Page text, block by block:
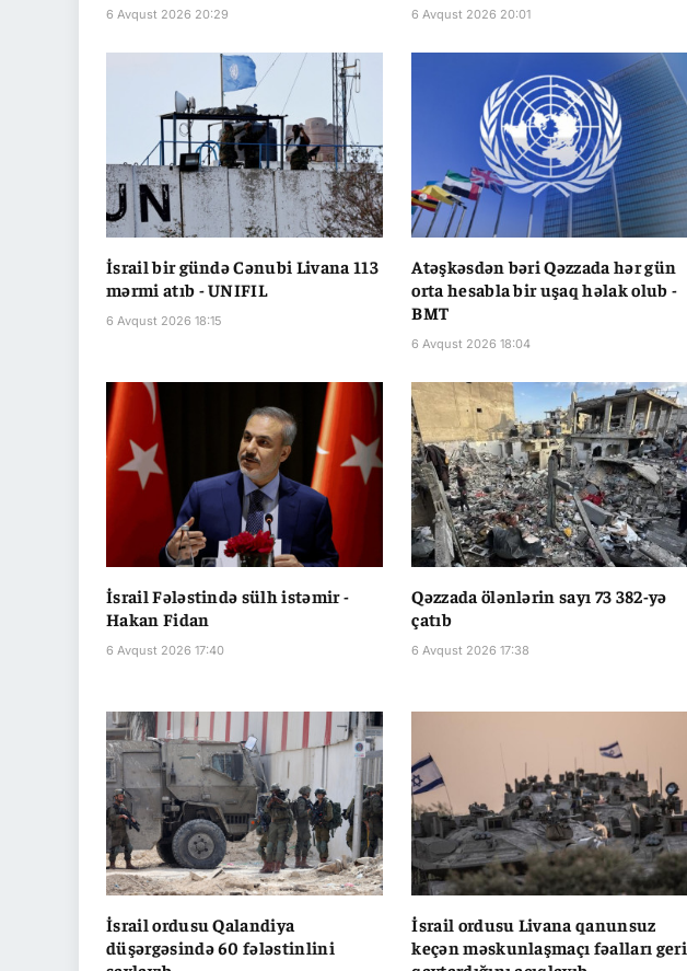
6 Avqust 2026 20:29 6 Avqust 2026 20:01
İsrail bir gündə Cənubi Livana 113
mərmi atıb - UNIFIL
6 Avqust 2026 18:15
Atəşkəsdən bəri Qəzzada hər gün
orta hesabla bir uşaq həlak olub -
BMT
6 Avqust 2026 18:04
İsrail Fələstində sülh istəmir -
Hakan Fidan
6 Avqust 2026 17:40
Qəzzada ölənlərin sayı 73 382-yə
çatıb
6 Avqust 2026 17:38
İsrail ordusu Qalandiya
düşərgəsində 60 fələstinlini
İsrail ordusu Livana qanunsuz
keçən məskunlaşmaçı fəalları geri